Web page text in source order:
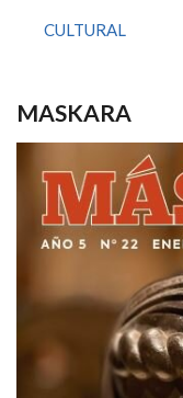
CULTURAL
MASKARA